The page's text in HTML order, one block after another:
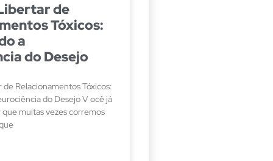
de
Tóxicos:
a
do Desejo
Relacionamentos Tóxicos:
do Desejo V ocê já
muitas vezes corremos